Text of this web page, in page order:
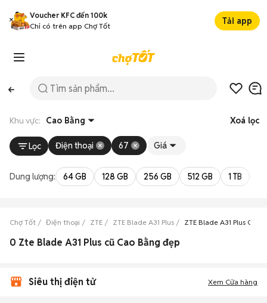
Voucher KFC đến 100k
Chỉ có trên app Chợ Tốt
Tải app
Khu vực: Cao Bằng Xoá lọc
Lọc Điện thoại 67 Giá
Dung lượng: 64 GB 128 GB 256 GB 512 GB 1 TB
Chợ Tốt Điện thoại ZTE ZTE Blade A31 Plus ZTE Blade A31 Plus Cao
0 Zte Blade A31 Plus cũ Cao Bằng đẹp
Siêu thị điện tử Xem Cửa hàng